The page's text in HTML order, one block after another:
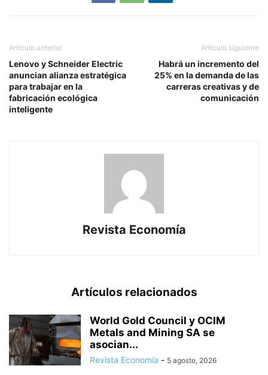
Artículo anterior
Lenovo y Schneider Electric
anuncian alianza estratégica
para trabajar en la
fabricación ecológica
inteligente
Artículo siguiente
Habrá un incremento del
25% en la demanda de las
carreras creativas y de
comunicación
Revista Economía
Artículos relacionados
World Gold Council y OCIM
Metals and Mining SA se
asocian...
Revista Economía - 5 agosto, 2026